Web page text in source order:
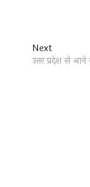
NextNext
post:
उत्तर प्रदेश से आने